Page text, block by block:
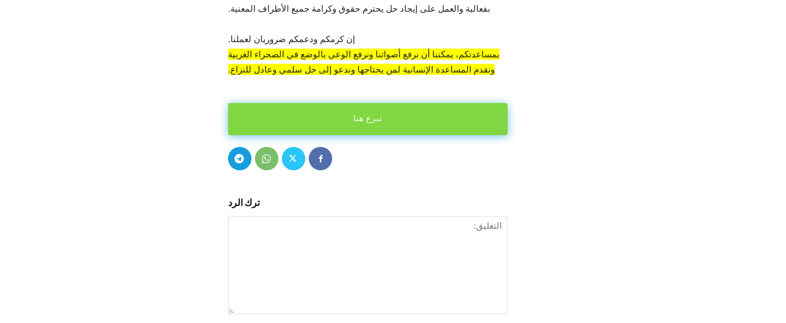
بفعالية والعمل على إيجاد حل يحترم حقوق وكرامة جميع الأطراف المعنية.
إن كرمكم ودعمكم ضروريان لعملنا.
بمساعدتكم، يمكننا أن نرفع أصواتنا ونرفع الوعي بالوضع في الصحراء الغربية
ونقدم المساعدة الإنسانية لمن يحتاجها وندعو إلى حل سلمي وعادل للنزاع.
تبرع هنا
ترك الرد